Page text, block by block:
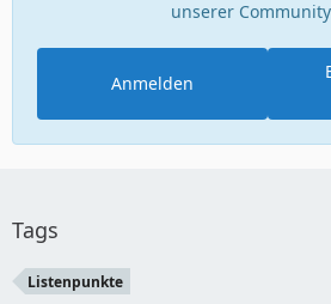
unserer
Anmelden
Tags
Listenpunkte